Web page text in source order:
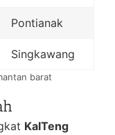
Pontianak
Singkawang
barat
KalTeng